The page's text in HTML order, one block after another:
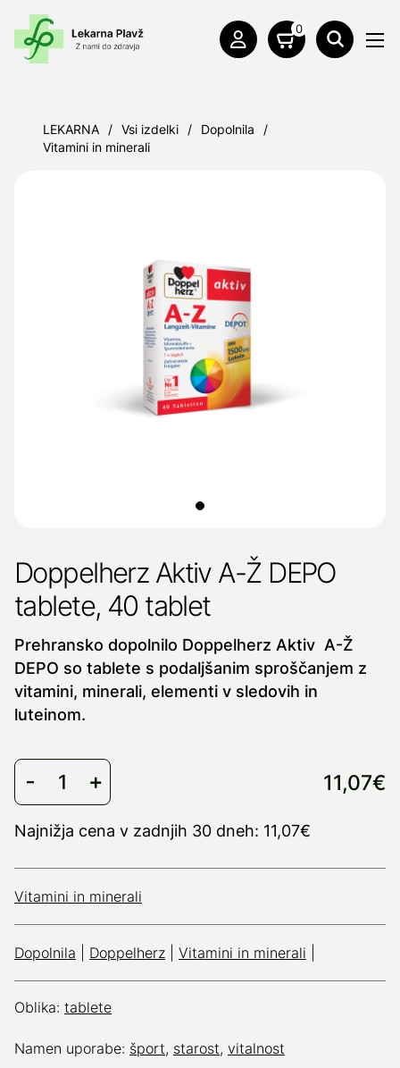
0
LEKARNA / Vsi izdelki / Dopolnila
/
Vitamini in minerali
Doppelherz Aktiv A-Ž DEPO
tablete, 40 tablet
Prehransko dopolnilo Doppelherz Aktiv A-Ž
DEPO so tablete s podaljšanim sproščanjem z
vitamini, minerali, elementi v sledovih in
luteinom.
11,07€
Najnižja cena v zadnjih 30 dneh: 11,07€
Vitamini in minerali
Dopolnila Doppelherz Vitamini in minerali
Oblika: tablete
Namen uporabe: šport, starost, vitalnost